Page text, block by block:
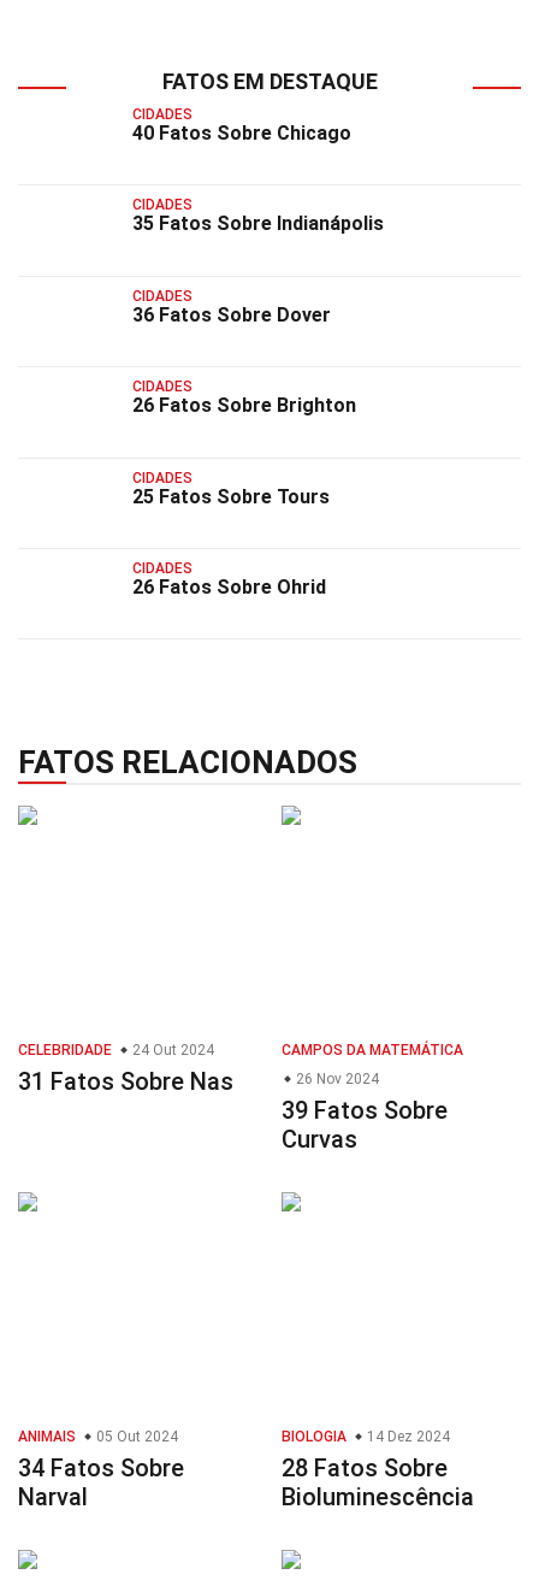
FATOS EM DESTAQUE
CIDADES
40 Fatos Sobre Chicago
CIDADES
35 Fatos Sobre Indianápolis
CIDADES
36 Fatos Sobre Dover
CIDADES
26 Fatos Sobre Brighton
CIDADES
25 Fatos Sobre Tours
CIDADES
26 Fatos Sobre Ohrid
FATOS RELACIONADOS
CELEBRIDADE 24 Out 2024
31 Fatos Sobre Nas
CAMPOS DA MATEMÁTICA
26 Nov 2024
39 Fatos Sobre
Curvas
ANIMAIS 05 Out 2024
34 Fatos Sobre
Narval
BIOLOGIA 14 Dez 2024
28 Fatos Sobre
Bioluminescência